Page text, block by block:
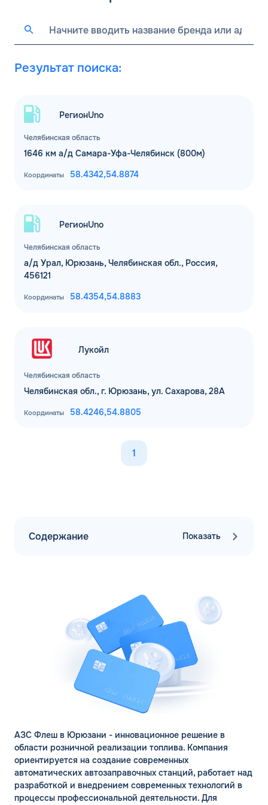
Результат поиска:
Челябинская область
РегионUno
1646 км а/д Самара-Уфа-Челябинск (800м)
Координаты 58.4342,54.8874
Челябинская область
РегионUno
а/д Урал, Юрюзань, Челябинская обл., Россия,
456121
Координаты 58.4354,54.8883
Челябинская область
Лукойл
Челябинская обл., г. Юрюзань, ул. Сахарова, 28А
Координаты 58.4246,54.8805
1
Содержание Показать
АЗС Флеш в Юрюзани - инновационное решение в
области розничной реализации топлива. Компания
ориентируется на создание современных
автоматических автозаправочных станций, работает над
разработкой и внедрением современных технологий в
процессы профессиональной деятельности. Для
ЗАКАЗАТЬ
ОБРАТНЫЙ ЗВОНОК
Имя*
Спасибо! Ваша заявка принята.